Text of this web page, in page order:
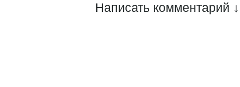
Написать комментарий ↓